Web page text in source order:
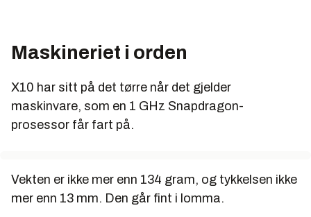
Maskineriet i orden
X10 har sitt på det tørre når det gjelder
maskinvare, som en 1 GHz Snapdragon-
prosessor får fart på.
Vekten er ikke mer enn 134 gram, og tykkelsen ikke
mer enn 13 mm. Den går fint i lomma.